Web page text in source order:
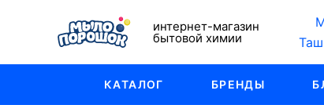
интернет-магазин
бытовой химии
КАТАЛОГ БРЕНДЫ